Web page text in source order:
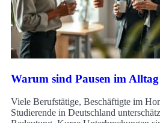
Warum sind Pausen im
Viele Berufstätige, Beschäftigte im
Studierende in Deutschland